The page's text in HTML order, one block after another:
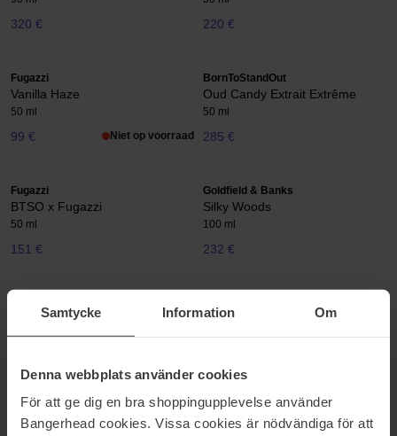
Samtycke Information Om
Denna webbplats använder cookies
För att ge dig en bra shoppingupplevelse använder
Bangerhead cookies. Vissa cookies är nödvändiga för att
320 € 220 €
Fugazzi
Vanilla Haze
50 ml
99 € Niet op voorraad
BornToStandOut
Oud Candy Extrait Extrême
50 ml
285 €
Fugazzi
BTSO x Fugazzi
50 ml
151 €
Goldfield & Banks
Silky Woods
100 ml
232 €
Thirsty
100 ml
Pomegranoudh
50 ml
Fugazzi
Angel Dust
BornToStandOut
Drunk Maple